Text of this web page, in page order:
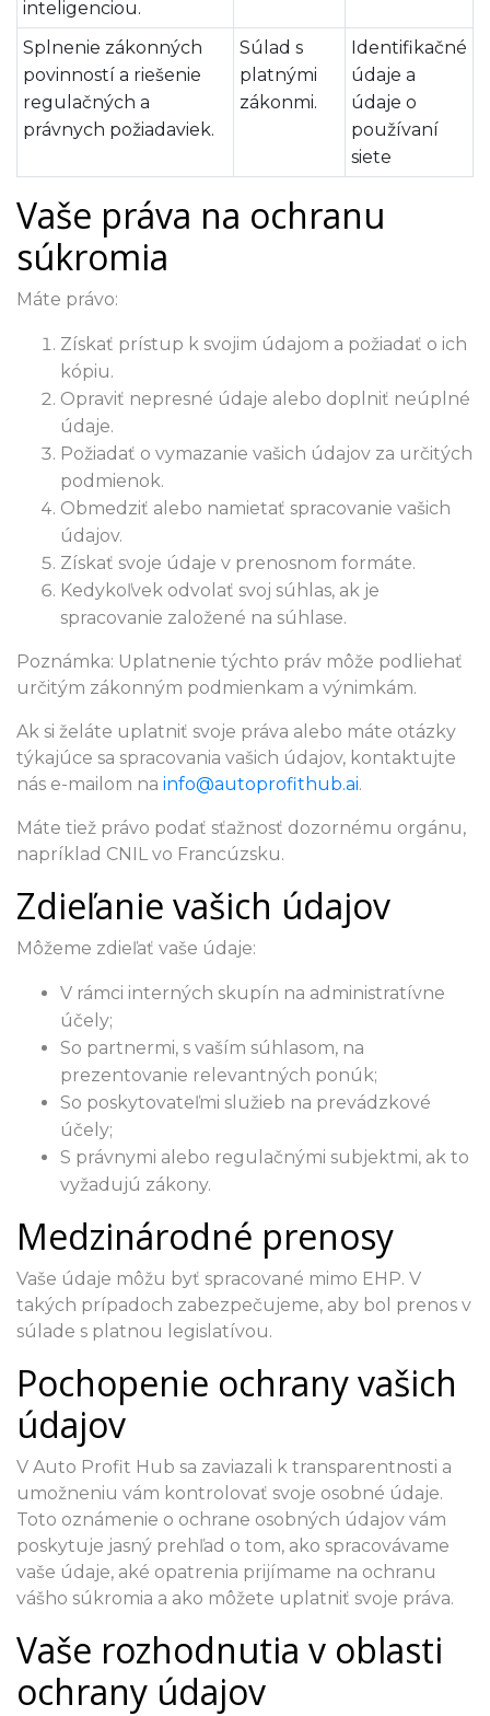
inteligenciou.
Splnenie zákonných
povinností a riešenie
regulačných a
právnych požiadaviek.
Súlad s
platnými
zákonmi.
Identifikačné
údaje a
údaje o
používaní
siete
Vaše práva na ochranu
súkromia
Máte právo:
Získať prístup k svojim údajom a požiadať o ich
kópiu.
Opraviť nepresné údaje alebo doplniť neúplné
údaje.
Požiadať o vymazanie vašich údajov za určitých
podmienok.
Obmedziť alebo namietať spracovanie vašich
údajov.
Získať svoje údaje v prenosnom formáte.
Kedykoľvek odvolať svoj súhlas, ak je
spracovanie založené na súhlase.
Poznámka: Uplatnenie týchto práv môže podliehať
určitým zákonným podmienkam a výnimkám.
Ak si želáte uplatniť svoje práva alebo máte otázky
týkajúce sa spracovania vašich údajov, kontaktujte
nás e-mailom na info@autoprofithub.ai.
Máte tiež právo podať sťažnosť dozornému orgánu,
napríklad CNIL vo Francúzsku.
Zdieľanie vašich údajov
Môžeme zdieľať vaše údaje:
V rámci interných skupín na administratívne
účely;
So partnermi, s vaším súhlasom, na
prezentovanie relevantných ponúk;
So poskytovateľmi služieb na prevádzkové
účely;
S právnymi alebo regulačnými subjektmi, ak to
vyžadujú zákony.
Medzinárodné prenosy
Vaše údaje môžu byť spracované mimo EHP. V
takých prípadoch zabezpečujeme, aby bol prenos v
súlade s platnou legislatívou.
Pochopenie ochrany vašich
údajov
V Auto Profit Hub sa zaviazali k transparentnosti a
umožneniu vám kontrolovať svoje osobné údaje.
Toto oznámenie o ochrane osobných údajov vám
poskytuje jasný prehľad o tom, ako spracovávame
vaše údaje, aké opatrenia prijímame na ochranu
vášho súkromia a ako môžete uplatniť svoje práva.
Vaše rozhodnutia v oblasti
ochrany údajov